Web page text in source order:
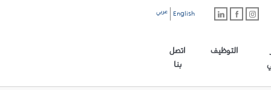
English عربي
التوظيف
اتصل
بنا